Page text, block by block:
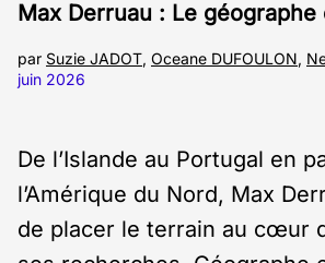
Max Derruau : Le
par Suzie JADOT, Oceane DUFOULON,
juin 2026
De l’Islande au Portugal en
l’Amérique du Nord, Max
de placer le terrain au cœur